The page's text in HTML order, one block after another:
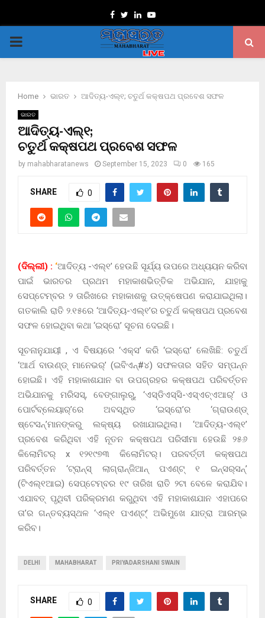
Facebook
TwitterLinkedinYoutube
PRIMARY
Home ଭାରତ ଆଦିତ୍ୟ-ଏଲ୍‌୧; ଚତୁର୍ଥ କକ୍ଷପଥ ପ୍ରବେଶ ସଫଳ
ଭାରତ
ଆଦିତ୍ୟ-ଏଲ୍‌୧;
ଚତୁର୍ଥ କକ୍ଷପଥ ପ୍ରବେଶ ସଫଳ
by mahabharatanews September 15, 2023 0 165
SHARE 0
(ଦିଲ୍ଲୀ) : ‘ଆଦିତ୍ୟ -ଏଲ୍‌୧’ ହେଉଛି ସୂର୍ଯ୍ୟ ଉପରେ ଅଧ୍ୟୟନ କରିବା
ପାଇଁ ଭାରତର ପ୍ରଥମ ମହାକାଶଭିତ୍ତିକ ଅଭିଯାନ, ଯାହାକୁ
ସେପ୍ଟେମ୍ବର ୨ ତାରିଖରେ ମହାକାଶକୁ ଉତ୍‌କ୍ଷେପଣ କରାଯାଇଥିଲା।
ଗତକାଲି ରାତି ୨.୧୫ରେ ‘ଆଦିତ୍ୟ-ଏଲ୍‌୧’ର ଚତୁର୍ଥ କକ୍ଷପଥ ପ୍ରବେଶ
ସଫଳ ହୋଇଥିବା କଥା ‘ଇସ୍ରୋ’ ସୂଚନା ଦେଇଛି।
ସୂଚନାନୁଯାୟୀ , ଏ ବିଷୟରେ ‘ଏକ୍ସ’ କରି ‘ଇସ୍ରୋ’ ଲେଖିଛି: ଚତୁର୍ଥ
‘ଆର୍ଥ ବାଉଣ୍ଡ୍‌ ମାନେଭର୍‌’ (ଇବିଏନ୍‌#୪) ସଫଳତାର ସହିତ ସମ୍ପନ୍ନ
ହୋଇଛି। ଏହି ମହାକାଶଯାନ ବା ଉପଗ୍ରହର କକ୍ଷପଥ ପରିବର୍ତ୍ତନ
ଅଭିଯାନକୁ ମରିସସ୍‌, ବେଙ୍ଗାଲୁରୁ, ‘ଏସ୍‌ଡିଏସ୍‌ସି-ଏସ୍‌ଏଚ୍‌ଏଆର୍‌’ ଓ
ପୋର୍ଟବ୍ଲେୟାର୍‌’ରେ ଅବସ୍ଥିତ ‘ଇସ୍ରୋ’ର ‘ଗ୍ରାଉଣ୍ଡ୍‌
ଷ୍ଟେସନ୍‌’ମାନଙ୍କରୁ ଲକ୍ଷ୍ୟ ରଖାଯାଇଥିଲା। ‘ଆଦିତ୍ୟ-ଏଲ୍‌୧’
ପ୍ରବେଶ କରିଥିବା ଏହି ନୂତନ କକ୍ଷପଥ ପରିସୀମା ହେଉଛି ୨୫୬
କିଲୋମିଟର୍‌ x ୧୨୧୯୭୩ କିଲୋମିଟର୍‌। ପରବର୍ତ୍ତୀ କକ୍ଷପଥ
ପରିବର୍ତ୍ତନ ‘ଟ୍ରାନ୍‌ସ୍‌ ଲାଗ୍ରାନ୍‌ଜିଆନ୍‌ ପଏଣ୍ଟ୍‌ ୧ ଇନ୍‌ସର୍‌ସନ୍‌’
(ଟିଏଲ୍‌୧ଆଇ) ସେପ୍ଟେମ୍ବର ୧୯ ତାରିଖ ରାତି ୨ଟା ବେଳେ କରାଯିବ।
ଏଯାବତ୍‌ ପୃଥିବୀ ପରିକ୍ରମଣ କରୁଥିବା ଏହି ମହାକାଶଯାନ ଏହାପରେ
ତା’ର ଗନ୍ତବ୍ୟସ୍ଥଳ ‘ଏଲ୍‌୧ ପଏଣ୍ଟ୍‌’ ଅଭିମୁଖେ ଯାତ୍ରା ଆରମ୍ଭ
କରିବ।
DELHI MAHABHARAT PRIYADARSHANI SWAIN
SHARE 0